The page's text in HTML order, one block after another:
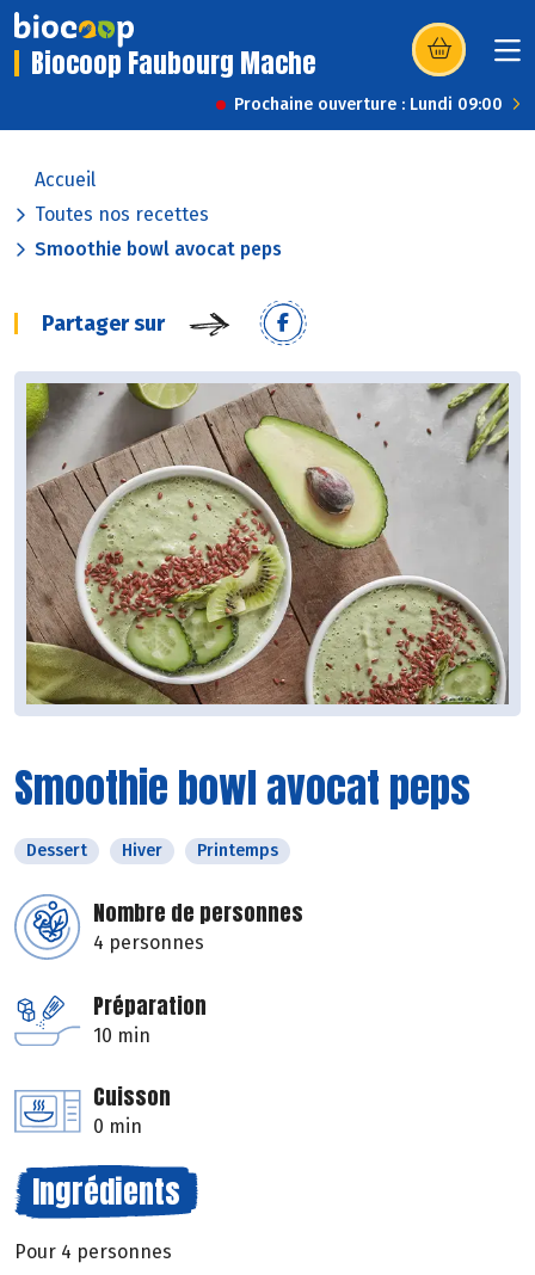
Biocoop Faubourg Mache (s’ouvre dans
Prochaine ouverture : Lundi 09:00
Accueil
Toutes nos recettes
Smoothie bowl avocat peps
Partager sur
Smoothie bowl avocat peps
Dessert Hiver Printemps
Nombre de personnes
4 personnes
Préparation
10 min
Cuisson
0 min
Ingrédients
Pour 4 personnes